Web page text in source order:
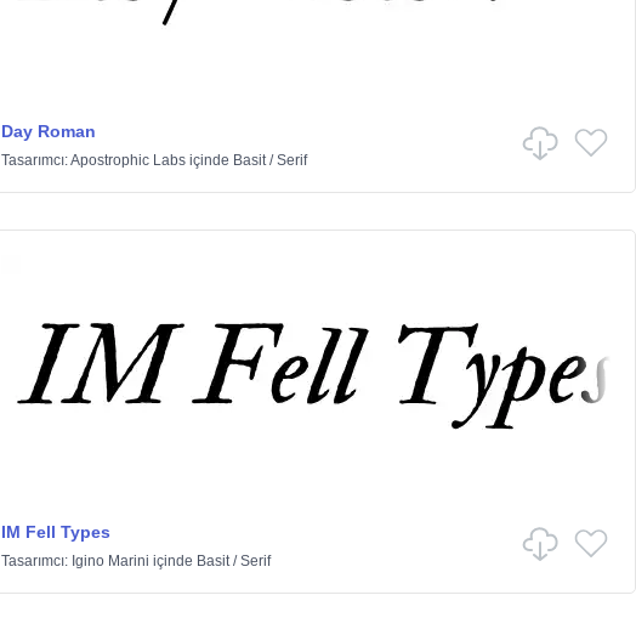
Day Roman
Tasarımcı:Apostrophic Labsiçinde Basit/Serif
IM Fell Types
Tasarımcı: Igino Marini içinde Basit/Serif